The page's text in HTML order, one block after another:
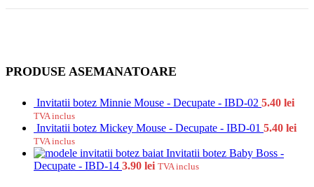
PRODUSE ASEMANATOARE
Invitatii botez Minnie Mouse - Decupate - IBD-02 5.40 lei
TVA inclus
Invitatii botez Mickey Mouse - Decupate - IBD-01 5.40 lei
TVA inclus
Invitatii botez Baby Boss -
Decupate - IBD-14 3.90 lei TVA inclus